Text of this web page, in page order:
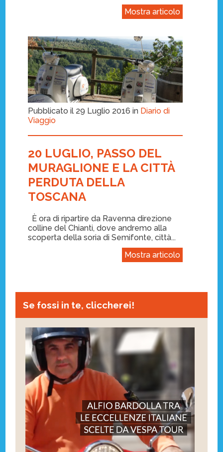
Mostra articolo
Pubblicato il 29 Luglio 2016 in Diario di
Viaggio
20 LUGLIO, PASSO DEL
MURAGLIONE E LA CITTÀ
PERDUTA DELLA
TOSCANA
È ora di ripartire da Ravenna direzione
colline del Chianti, dove andremo alla
scoperta della soria di Semifonte, città...
Mostra articolo
Se fossi in te, cliccherei!